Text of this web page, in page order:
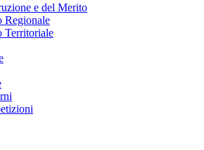
e del Merito
Regionale
Territoriale